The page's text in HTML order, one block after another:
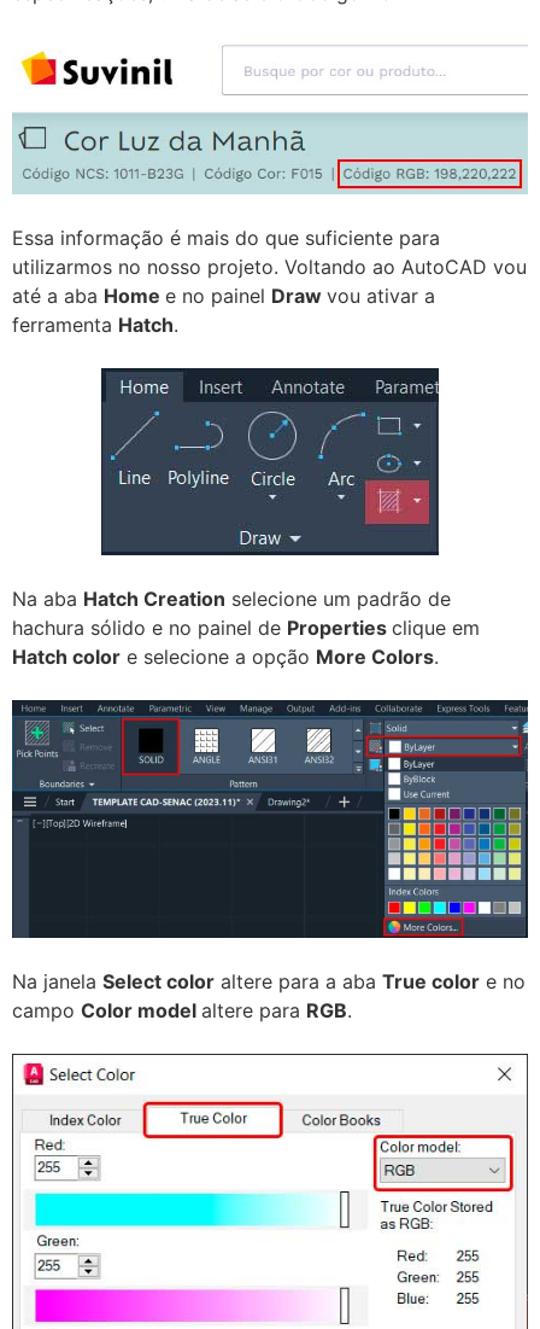
Essa informação é mais do que suficiente para
utilizarmos no nosso projeto. Voltando ao AutoCAD vou
até a aba Home e no painel Draw vou ativar a
ferramenta Hatch.
Na aba Hatch Creation selecione um padrão de
hachura sólido e no painel de Properties clique em
Hatch color e selecione a opção More Colors.
Na janela Select color altere para a aba True color e no
campo Color model altere para RGB.